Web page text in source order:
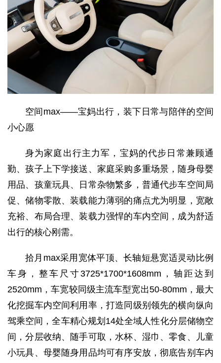
空间max——宝妈出行，装下日常与陪伴的空间
小心愿
身为家庭出行主力军，宝妈的代步日常兼顾通
勤、孩子上下学接送、家庭采购多重场景，随身母婴
用品、孩童玩具、日常杂物繁多，普通代步车空间局
促、储物零散、装载能力薄弱的痛点尤为明显，宽敞
充裕、布局合理、装载力强悍的车内空间，成为舒适
出行的核心刚需。
拾月max采用宽体平顶、长轴短悬宽适灵动比例
车身，整车尺寸3725*1700*1608mm，轴距达到
2520mm，车宽较同级主流车型宽出50-80mm，最大
化挖掘车内空间利用率，打造同级别领先的横向纵向
驾乘空间，全车精心规划14处全域人性化分层储物空
间，分层收纳、随手可取，水杯、湿巾、零食、儿童
小玩具、母婴随身用品均可有序安放，彻底告别车内